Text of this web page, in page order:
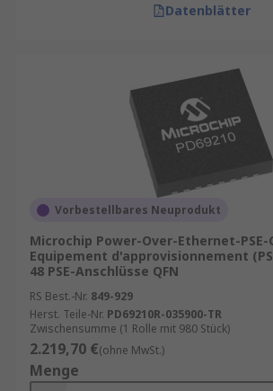
Datenblätter
Vorbestellbares Neuprodukt
Microchip Power-Over-Ethernet-
Equipement d'approvisionnement
48 PSE-Anschlüsse QFN
RS Best.-Nr. 849-929
Herst. Teile-Nr. PD69210R-035900-TR
Zwischensumme (1 Rolle mit 980 Stück)
2.219,70 €(ohne MwSt.)
Menge